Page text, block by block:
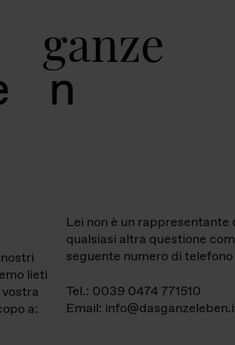
ganz
e
lieti
a:
Lei non è un
qualsiasi altra questione
seguente numero di
Tel.: 0039 0474 771510
Email: